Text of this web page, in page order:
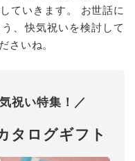
ていきます。 お世話に
、快気祝いを検討して
さいね。
祝い特集！／
タログギフト